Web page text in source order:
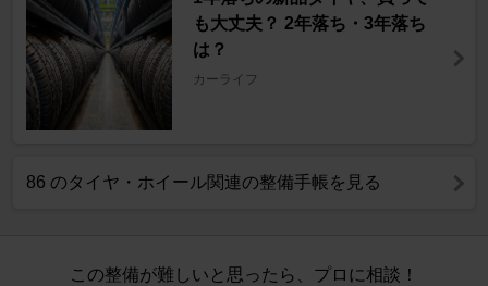
も大丈夫？ 2年落ち・3年落ち
は？
カーライフ
86 のタイヤ・ホイール関連の整備手帳を見る
この整備が難しいと思ったら、プロに相談！